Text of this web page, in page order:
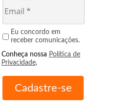
Eu concordo em
receber comunicações.
Conheça nossa Política de
Privacidade.